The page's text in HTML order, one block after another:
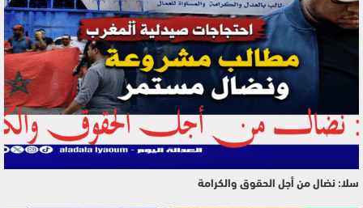
سلا: نضال من أجل الحقوق والكرامة